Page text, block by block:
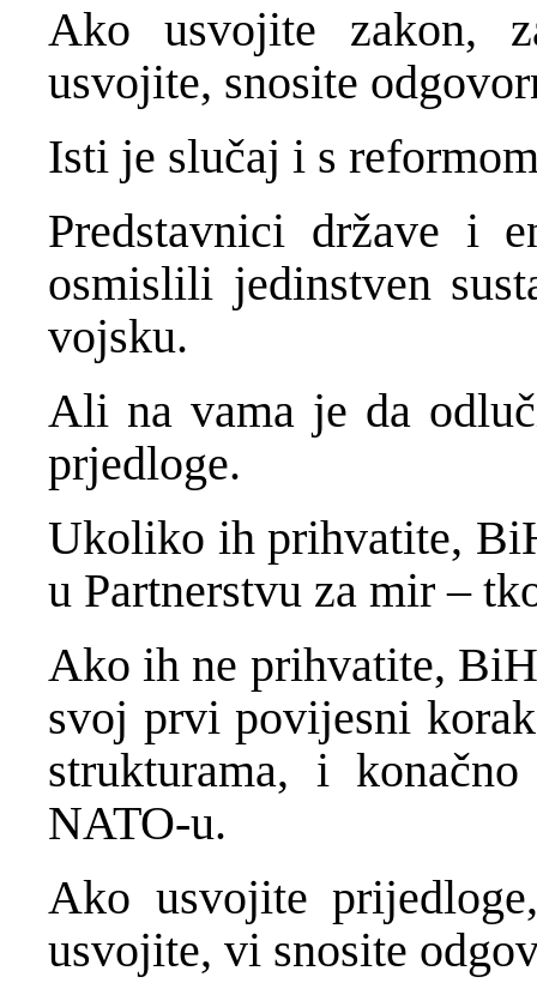
Ako usvojite zakon,
usvojite, snosite
Isti je slučaj i s
Predstavnici države i
osmislili jedinstven
vojsku.
Ali na vama je da
prjedloge.
Ukoliko ih prihvatite,
u Partnerstvu za mir –
Ako ih ne prihvatite,
svoj prvi povijesni
strukturama, i
NATO-u.
Ako usvojite
usvojite, vi snosite